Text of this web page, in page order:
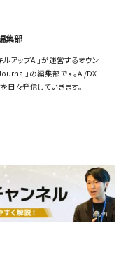
集部
アップAI」が運営するオウン
」の編集部です。AI/DX
日々発信していきます。